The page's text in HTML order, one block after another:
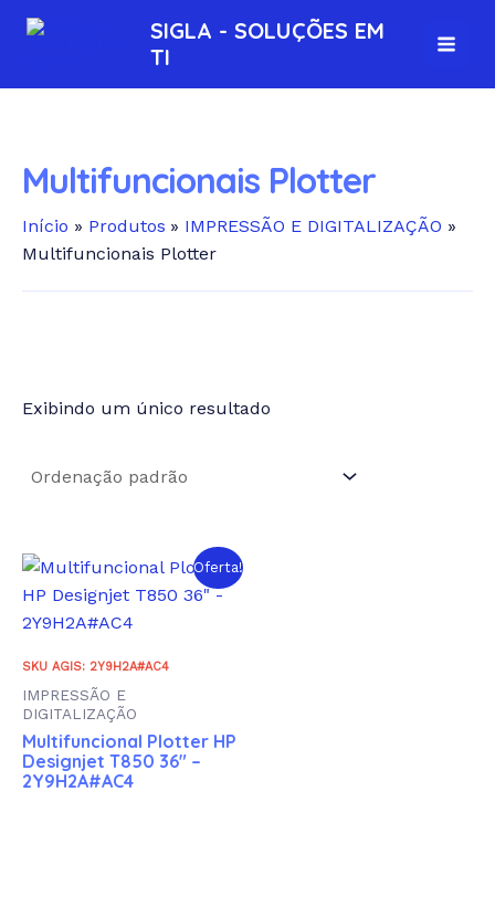
para
conteúdo
SIGLA - SOLUÇÕES EM
TI
S
a
h
p
r
o
c
Multifuncionais Plotter
Início Produtos
IMPRESSÃO E DIGITALIZAÇÃO
Multifuncionais Plotter
Em estoque
REDEFINIR
Exibindo um único resultado
Oferta!
SKU AGIS: 2Y9H2A#AC4
IMPRESSÃO E
DIGITALIZAÇÃO
Multifuncional Plotter HP
Designjet T850 36″ –
2Y9H2A#AC4